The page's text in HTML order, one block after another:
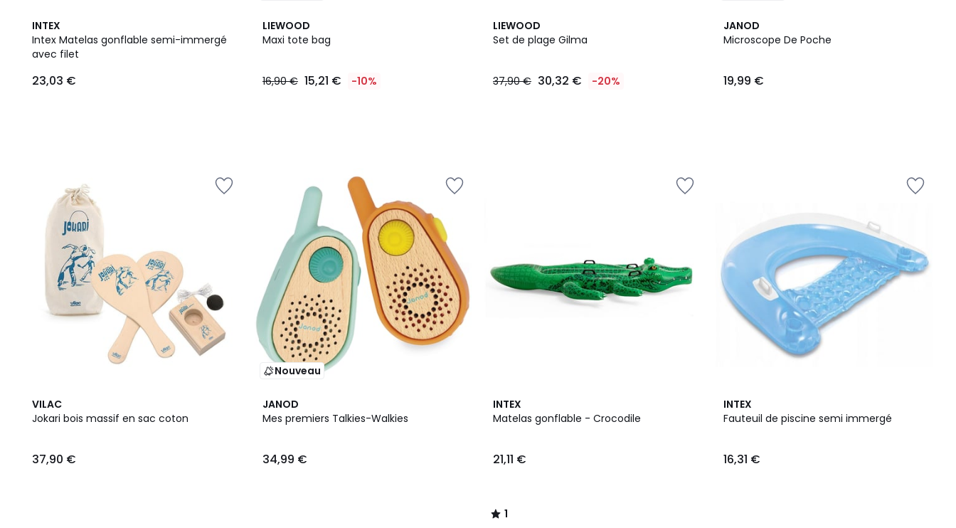
INTEX
Intex Matelas gonflable semi-immergé
avec filet
€.
23,03 €
LIEWOOD
Maxi tote bag
16,90 € 15,21 € -10%
LIEWOOD
Set de plage Gilma
37,90 € 30,32 € -20%
JANOD
Microscope De Poche
19,99 €
VILAC
Jokari bois massif en sac coton
37,90 €
Nouveau
JANOD
Mes premiers Talkies-Walkies
34,99 €
INTEX
Matelas gonflable - Crocodile
21,11 €
1
/
1
/
INTEX
Fauteuil de piscine semi immergé
16,31 €